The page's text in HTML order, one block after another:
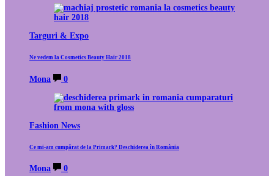
Targuri & Expo
Ne vedem la Cosmetics Beauty Hair 2018
Mona 0
Fashion News
Ce mi-am cumpărat de la Primark? Deschiderea în România
Mona 0